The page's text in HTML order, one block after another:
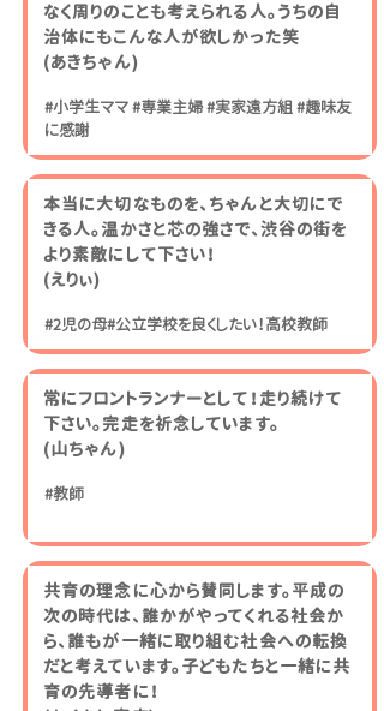
なく周りのことも考えられる人。うちの自
治体にもこんな人が欲しかった笑
​(あきちゃん)
#小学生ママ #専業主婦 #実家遠方組 #趣味友
に感謝
本当に大切なものを、ちゃんと大切にで
きる人。温かさと芯の強さで、渋谷の街を
より素敵にして下さい！
​(えりぃ)
#2児の母#公立学校を良くしたい！高校教師
常にフロントランナーとして！走り続けて
下さい。完走を祈念しています。
​(山ちゃん)
#教師
共育の理念に心から賛同します。平成の
次の時代は、誰かがやってくれる社会か
ら、誰もが一緒に取り組む社会への転換
だと考えています。子どもたちと一緒に共
育の先導者に！